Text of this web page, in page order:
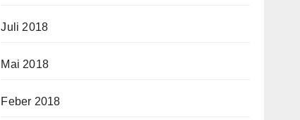
Juli 2018
Mai 2018
Feber 2018